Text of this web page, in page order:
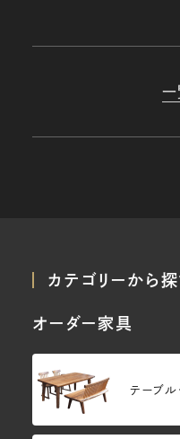
一
カテゴリーから
オーダー家具
テーブル